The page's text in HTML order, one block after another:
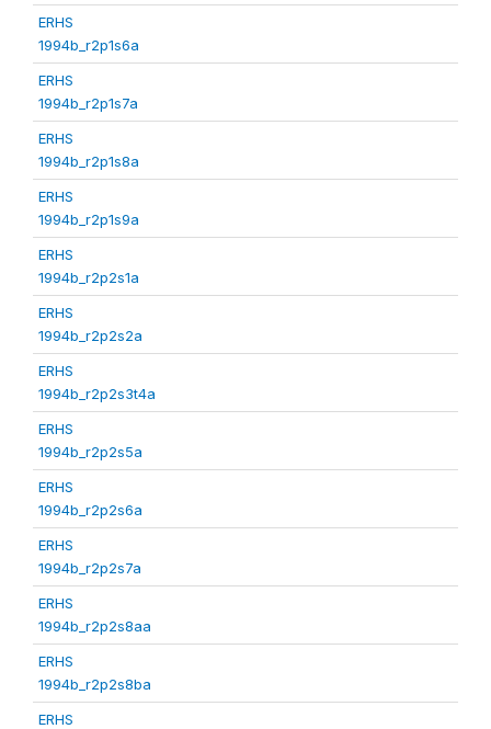
ERHS
1994b_r2p1s6a
ERHS
1994b_r2p1s7a
ERHS
1994b_r2p1s8a
ERHS
1994b_r2p1s9a
ERHS
1994b_r2p2s1a
ERHS
1994b_r2p2s2a
ERHS
1994b_r2p2s3t4a
ERHS
1994b_r2p2s5a
ERHS
1994b_r2p2s6a
ERHS
1994b_r2p2s7a
ERHS
1994b_r2p2s8aa
ERHS
1994b_r2p2s8ba
ERHS